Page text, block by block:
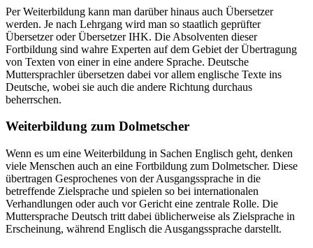
Per Weiterbildung kann man darüber hinaus auch Übersetzer
werden. Je nach Lehrgang wird man so staatlich geprüfter
Übersetzer oder Übersetzer IHK. Die Absolventen dieser
Fortbildung sind wahre Experten auf dem Gebiet der Übertragung
von Texten von einer in eine andere Sprache. Deutsche
Muttersprachler übersetzen dabei vor allem englische Texte ins
Deutsche, wobei sie auch die andere Richtung durchaus
beherrschen.
Weiterbildung zum Dolmetscher
Wenn es um eine Weiterbildung in Sachen Englisch geht, denken
viele Menschen auch an eine Fortbildung zum Dolmetscher. Diese
übertragen Gesprochenes von der Ausgangssprache in die
betreffende Zielsprache und spielen so bei internationalen
Verhandlungen oder auch vor Gericht eine zentrale Rolle. Die
Muttersprache Deutsch tritt dabei üblicherweise als Zielsprache in
Erscheinung, während Englisch die Ausgangssprache darstellt.